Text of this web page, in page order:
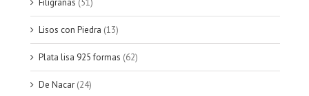
Filigranas (51)
Lisos con Piedra (13)
Plata lisa 925 formas (62)
De Nacar (24)